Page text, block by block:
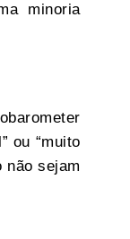
minoria
ou “muito
não sejam